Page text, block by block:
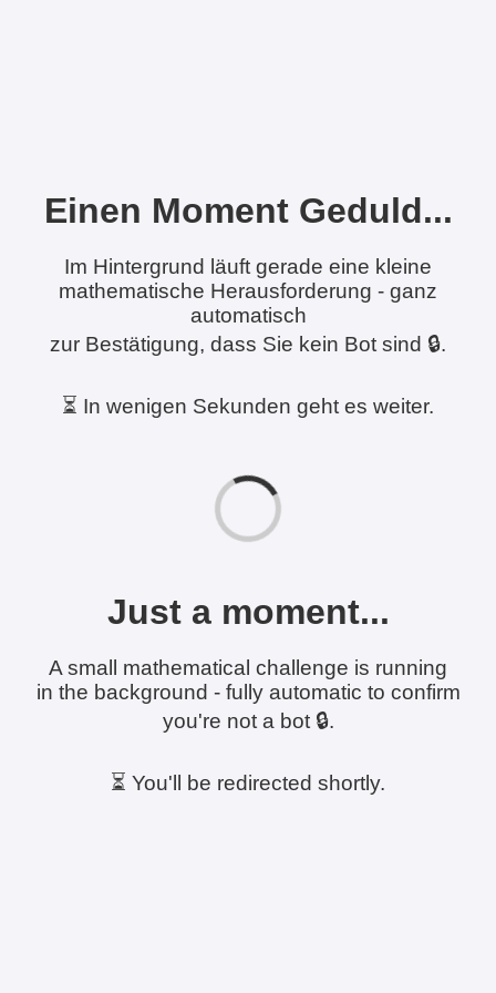
Einen Moment Geduld...
Im Hintergrund läuft gerade eine kleine
mathematische Herausforderung - ganz
automatisch
zur Bestätigung, dass Sie kein Bot sind 🔒.
⏳ In wenigen Sekunden geht es weiter.
Just a moment...
A small mathematical challenge is running
in the background - fully automatic to confirm
you're not a bot 🔒.
⏳ You'll be redirected shortly.